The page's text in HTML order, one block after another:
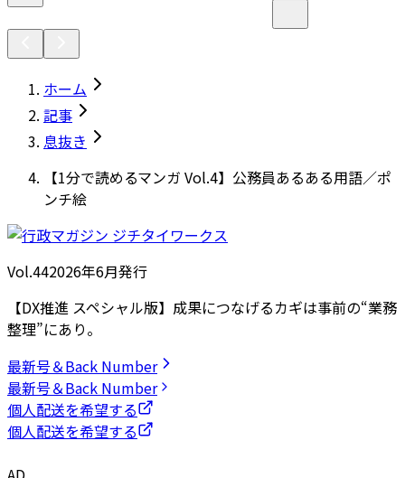
ホーム
記事
息抜き
【1分で読めるマンガ Vol.4】公務員あるある用語／ポ
ンチ絵
Vol.442026年6月発行
【DX推進 スペシャル版】成果につなげるカギは事前の“業務
整理”にあり。
最新号＆Back Number
最新号＆Back Number
個人配送を希望する
個人配送を希望する